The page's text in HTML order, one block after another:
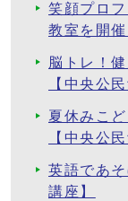
笑顔プロ
教室を開
脳トレ！
【中央公
夏休みこ
【中央公
英語であ
講座】